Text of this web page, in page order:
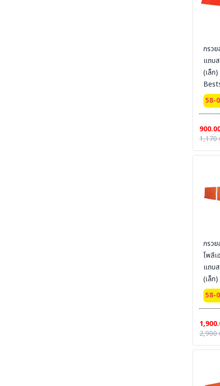
กรวย
แถบ
(เล็ก)
30
58-
1,170
กรวย
โพลีเ
แถบ
(เล็ก
30
58-
2,900